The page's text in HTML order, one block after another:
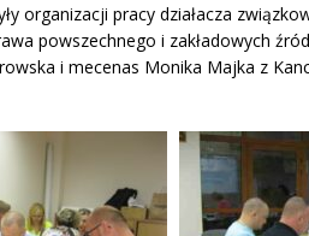
organizacji pracy działacza
powszechnego i zakładowych
i mecenas Monika Majka z